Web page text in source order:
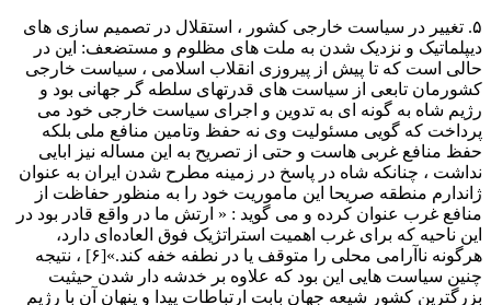
۵. تغییر در سیاست خارجی کشور ، استقلال در تصمیم سازی های
دیپلماتیک و نزدیک شدن به ملت های مظلوم و مستضعف: این در
حالی است که تا پیش از پیروزی انقلاب اسلامی ، سیاست خارجی
کشورمان تابعی از سیاست های قدرتهای سلطه گر جهانی بود و
رژیم شاه به گونه ای به تدوین و اجرای سیاست خارجی خود می
پرداخت که گویی مسئولیت وی نه حفظ وتامین منافع ملی بلکه
حفظ منافع غربی هاست و حتی از تصریح به این مساله نیز ابایی
نداشت ، چنانکه شاه در پاسخ در زمینه مطرح شدن ایران به عنوان
ژاندارم منطقه صریحا این ماموریت خود را به منظور حفاظت از
منافع غرب عنوان کرده و می گوید : « ارتش ما در واقع قادر بود در
این ناحیه که برای غرب اهمیت استراتژیک فوق العاده‌ای دارد،
هرگونه ناآرامی محلی را متوقف یا در نطفه خفه کند.»[۶] ، نتیجه
چنین سیاست هایی این بود که علاوه بر خدشه دار شدن حیثیت
بزرگترین کشور شیعه جهان بابت ارتباطات پیدا و پنهان آن با رژیم